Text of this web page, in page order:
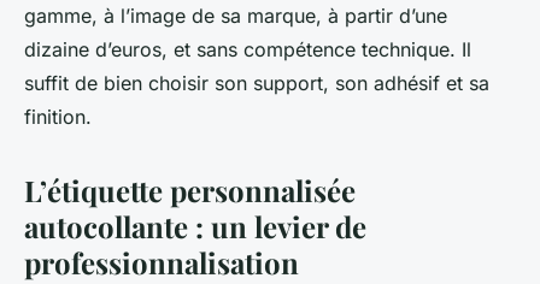
gamme, à l’image de sa marque, à partir d’une
dizaine d’euros, et sans compétence technique. Il
suffit de bien choisir son support, son adhésif et sa
finition.
L’étiquette personnalisée
autocollante : un levier de
professionnalisation